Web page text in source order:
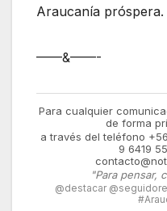
Araucanía próspera.
——&——-
Para cualquier
de forma
a través del teléfono
9 6419
"Para pensar,
@destacar